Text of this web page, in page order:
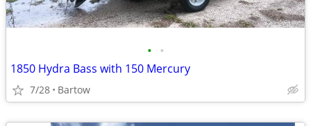
• •
1850 Hydra Bass with 150 Mercury
7/28 Bartow